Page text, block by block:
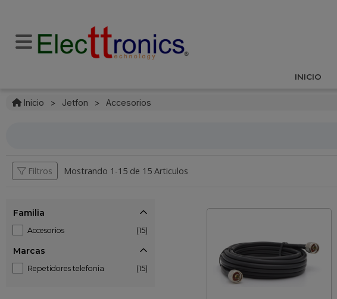
INICIO
Inicio > Jetfon > Accesorios
Filtros Mostrando 1-15 de 15 Articulos
Familia
Accesorios (15)
Marcas
Repetidores telefonia (15)